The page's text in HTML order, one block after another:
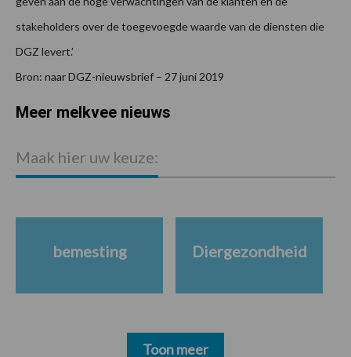
stakeholders over de toegevoegde waarde van de diensten die
DGZ levert.’
Bron: naar DGZ-nieuwsbrief – 27 juni 2019
Meer melkvee nieuws
Maak hier uw keuze:
bemesting Diergezondheid
Toon meer